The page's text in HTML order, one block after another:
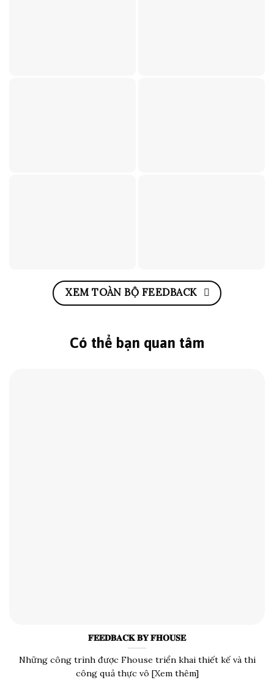
XEM TOÀN BỘ FEEDBACK
Có thể bạn quan tâm
𝐅𝐄𝐄𝐃𝐁𝐀𝐂𝐊 𝐁𝐘 𝐅𝐇𝐎𝐔𝐒𝐄
Những công trình được Fhouse triển khai thiết kế và thi
công quả thực vô [Xem thêm]